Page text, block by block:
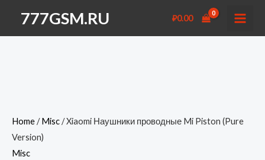
содержимому
777GSM.RU ₽0.00
Home/Misc/ Xiaomi Наушники проводные Mi Piston (Pure
Version)
Misc